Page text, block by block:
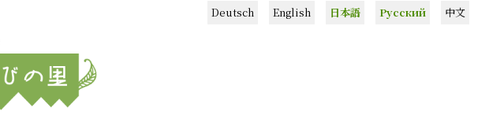
Deutsch English 日本語 Русский 中文